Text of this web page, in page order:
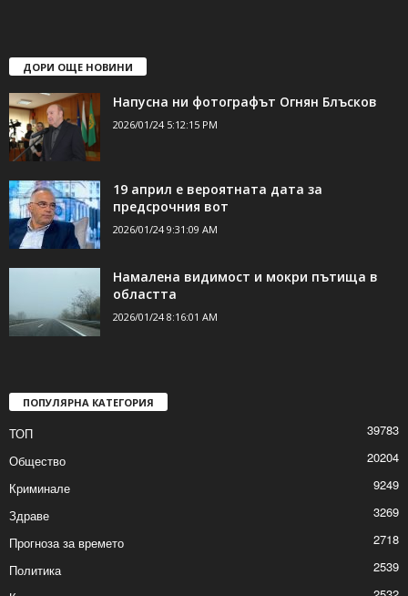
ДОРИ ОЩЕ НОВИНИ
Напусна ни фотографът Огнян Блъсков
2026/01/24 5:12:15 PM
19 април е вероятната дата за
предсрочния вот
2026/01/24 9:31:09 AM
Намалена видимост и мокри пътища в
областта
2026/01/24 8:16:01 AM
ПОПУЛЯРНА КАТЕГОРИЯ
ТОП
39783
Общество
20204
Криминале
9249
Здраве
3269
Прогноза за времето
2718
Политика
2539